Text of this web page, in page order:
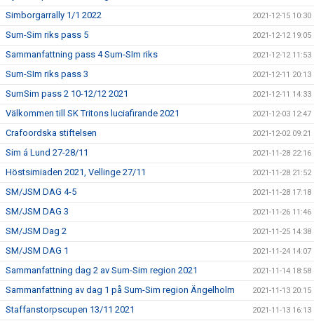
Simborgarrally 1/1 2022 2021-12-15 10:30
Sum-Sim riks pass 5 2021-12-12 19:05
Sammanfattning pass 4 Sum-SIm riks 2021-12-12 11:53
Sum-SIm riks pass 3 2021-12-11 20:13
SumSim pass 2 10-12/12 2021 2021-12-11 14:33
Välkommen till SK Tritons luciafirande 2021 2021-12-03 12:47
Crafoordska stiftelsen 2021-12-02 09:21
Sim á Lund 27-28/11 2021-11-28 22:16
Höstsimiaden 2021, Vellinge 27/11 2021-11-28 21:52
SM/JSM DAG 4-5 2021-11-28 17:18
SM/JSM DAG 3 2021-11-26 11:46
SM/JSM Dag 2 2021-11-25 14:38
SM/JSM DAG 1 2021-11-24 14:07
Sammanfattning dag 2 av Sum-Sim region 2021 2021-11-14 18:58
Sammanfattning av dag 1 på Sum-Sim region Ängelholm 2021-11-13 20:15
Staffanstorpscupen 13/11 2021 2021-11-13 16:13